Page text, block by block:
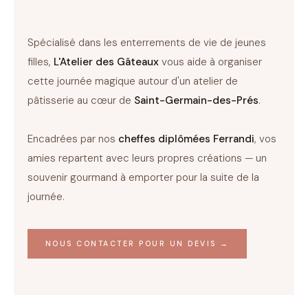
Spécialisé dans les enterrements de vie de jeunes
filles, L'Atelier des Gâteaux vous aide à organiser
cette journée magique autour d'un atelier de
pâtisserie au cœur de Saint-Germain-des-Prés.
Encadrées par nos cheffes diplômées Ferrandi, vos
amies repartent avec leurs propres créations — un
souvenir gourmand à emporter pour la suite de la
journée.
NOUS CONTACTER POUR UN DEVIS →